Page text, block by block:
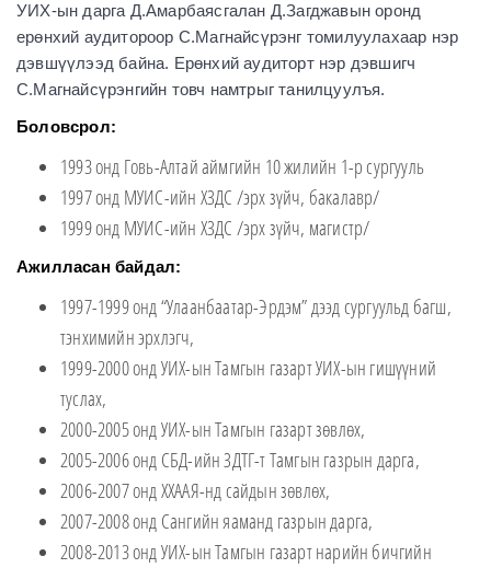
УИХ-ын дарга Д.Амарбаясгалан Д.Загджавын оронд
ерөнхий аудитороор С.Магнайсүрэнг томилуулахаар нэр
дэвшүүлээд байна. Ерөнхий аудиторт нэр дэвшигч
С.Магнайсүрэнгийн товч намтрыг танилцуулъя.
Боловсрол:
1993 онд Говь-Алтай аймгийн 10 жилийн 1-р сургууль
1997 онд МУИС-ийн ХЗДС /эрх зүйч, бакалавр/
1999 онд МУИС-ийн ХЗДС /эрх зүйч, магистр/
Ажилласан байдал:
1997-1999 онд “Улаанбаатар-Эрдэм” дээд сургуульд багш,
тэнхимийн эрхлэгч,
1999-2000 онд УИХ-ын Тамгын газарт УИХ-ын гишүүний
туслах,
2000-2005 онд УИХ-ын Тамгын газарт зөвлөх,
2005-2006 онд СБД-ийн ЗДТГ-т Тамгын газрын дарга,
2006-2007 онд ХХААЯ-нд сайдын зөвлөх,
2007-2008 онд Сангийн яаманд газрын дарга,
2008-2013 онд УИХ-ын Тамгын газарт нарийн бичгийн